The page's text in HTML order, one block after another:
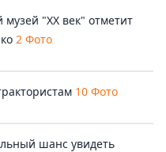
музей "ХХ век" отметит
2 Фото
10 Фото
шанс увидеть